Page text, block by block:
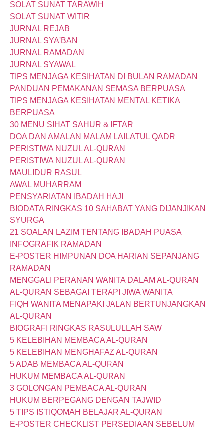
SOLAT SUNAT TARAWIH
SOLAT SUNAT WITIR
JURNAL REJAB
JURNAL SYA'BAN
JURNAL RAMADAN
JURNAL SYAWAL
TIPS MENJAGA KESIHATAN DI BULAN RAMADAN
PANDUAN PEMAKANAN SEMASA BERPUASA
TIPS MENJAGA KESIHATAN MENTAL KETIKA
BERPUASA
30 MENU SIHAT SAHUR & IFTAR
DOA DAN AMALAN MALAM LAILATUL QADR
PERISTIWA NUZUL AL-QURAN
PERISTIWA NUZUL AL-QURAN
MAULIDUR RASUL
AWAL MUHARRAM
PENSYARIATAN IBADAH HAJI
BIODATA RINGKAS 10 SAHABAT YANG DIJANJIKAN
SYURGA
21 SOALAN LAZIM TENTANG IBADAH PUASA
INFOGRAFIK RAMADAN
E-POSTER HIMPUNAN DOA HARIAN SEPANJANG
RAMADAN
MENGGALI PERANAN WANITA DALAM AL-QURAN
AL-QURAN SEBAGAI TERAPI JIWA WANITA
FIQH WANITA MENAPAKI JALAN BERTUNJANGKAN
AL-QURAN
BIOGRAFI RINGKAS RASULULLAH SAW
5 KELEBIHAN MEMBACA AL-QURAN
5 KELEBIHAN MENGHAFAZ AL-QURAN
5 ADAB MEMBACA AL-QURAN
HUKUM MEMBACA AL-QURAN
3 GOLONGAN PEMBACA AL-QURAN
HUKUM BERPEGANG DENGAN TAJWID
5 TIPS ISTIQOMAH BELAJAR AL-QURAN
E-POSTER CHECKLIST PERSEDIAAN SEBELUM